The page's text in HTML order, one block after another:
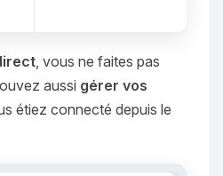
, vous ne faites pas
aussi gérer vos
étiez connecté depuis le